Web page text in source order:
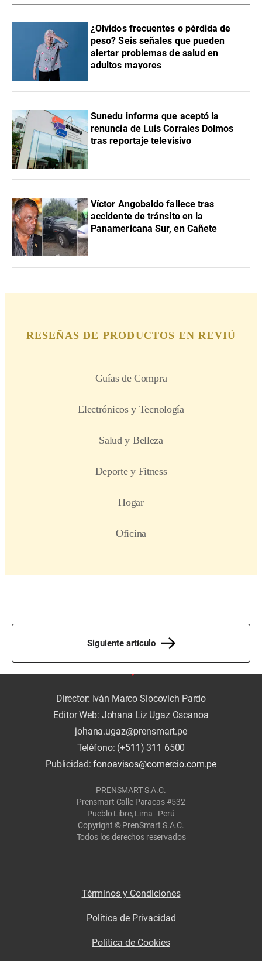
¿Olvidos frecuentes o pérdida de
peso? Seis señales que pueden
alertar problemas de salud en
adultos mayores
Sunedu informa que aceptó la
renuncia de Luis Corrales Dolmos
tras reportaje televisivo
Víctor Angobaldo fallece tras
accidente de tránsito en la
Panamericana Sur, en Cañete
Siguiente artículo
Director: Iván Marco Slocovich Pardo
Editor Web: Johana Liz Ugaz Oscanoa
johana.ugaz@prensmart.pe
Teléfono: (+511) 311 6500
Publicidad:fonoavisos@comercio.com.pe
PRENSMART S.A.C.
Prensmart Calle Paracas #532
Pueblo Libre, Lima - Perú
Copyright © PrenSmart S.A.C.
Todos los derechos reservados
Términos y Condiciones
Política de Privacidad
Politica de Cookies